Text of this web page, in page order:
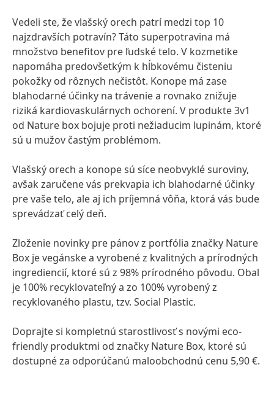
Vedeli ste, že vlašský orech patrí medzi top 10
najzdravších potravín? Táto superpotravina má
množstvo benefitov pre ľudské telo. V kozmetike
napomáha predovšetkým k hĺbkovému čisteniu
pokožky od rôznych nečistôt. Konope má zase
blahodarné účinky na trávenie a rovnako znižuje
riziká kardiovaskulárnych ochorení. V produkte 3v1
od Nature box bojuje proti nežiaducim lupinám, ktoré
sú u mužov častým problémom.
Vlašský orech a konope sú síce neobvyklé suroviny,
avšak zaručene vás prekvapia ich blahodarné účinky
pre vaše telo, ale aj ich príjemná vôňa, ktorá vás bude
sprevádzať celý deň.
Zloženie novinky pre pánov z portfólia značky Nature
Box je vegánske a vyrobené z kvalitných a prírodných
ingrediencií, ktoré sú z 98% prírodného pôvodu. Obal
je 100% recyklovateľný a zo 100% vyrobený z
recyklovaného plastu, tzv. Social Plastic.
Doprajte si kompletnú starostlivosť s novými eco-
friendly produktmi od značky Nature Box, ktoré sú
dostupné za odporúčanú maloobchodnú cenu 5,90 €.